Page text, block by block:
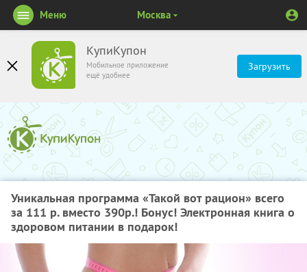
КупиКупон
Мобильное приложение
ещё удобнее
Загрузить
Меню Москва
Уникальная программа «Такой вот рацион» всего
за 111 р. вместо 390р.! Бонус! Электронная книга о
здоровом питании в подарок!